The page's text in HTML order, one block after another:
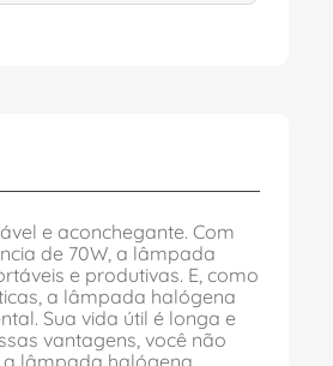
e aconchegante. Com
de 70W, a lâmpada
e produtivas. E, como
a lâmpada halógena
Sua vida útil é longa e
vantagens, você não
lâmpada halógena